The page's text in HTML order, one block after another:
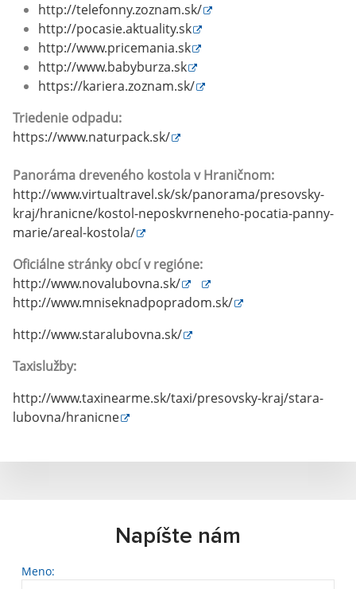
http://telefonny.zoznam.sk/
http://pocasie.aktuality.sk
http://www.pricemania.sk
http://www.babyburza.sk
https://kariera.zoznam.sk/
Triedenie odpadu:
https://www.naturpack.sk/
Panoráma dreveného kostola v Hraničnom:
http://www.virtualtravel.sk/sk/panorama/presovsky-
kraj/hranicne/kostol-neposkvrneneho-pocatia-panny-
marie/areal-kostola/
Oficiálne stránky obcí v regióne:
http://www.novalubovna.sk/
http://www.mniseknadpopradom.sk/
http://www.staralubovna.sk/
Taxislužby:
http://www.taxinearme.sk/taxi/presovsky-kraj/stara-
lubovna/hranicne
Napíšte nám
Meno: